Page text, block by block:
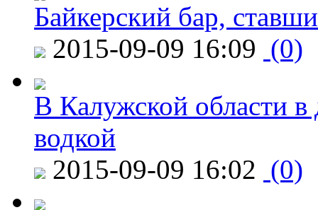
Байкерский бар,
2015-09-09 16:09 (0)
В Калужской области в
водкой
2015-09-09 16:02 (0)